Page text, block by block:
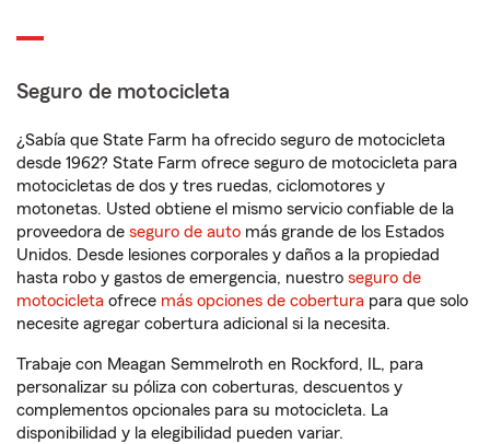
Seguro de motocicleta
¿Sabía que State Farm ha ofrecido seguro de motocicleta
desde 1962? State Farm ofrece seguro de motocicleta para
motocicletas de dos y tres ruedas, ciclomotores y
motonetas. Usted obtiene el mismo servicio confiable de la
proveedora de seguro de auto más grande de los Estados
Unidos. Desde lesiones corporales y daños a la propiedad
hasta robo y gastos de emergencia, nuestro seguro de
motocicleta ofrece más opciones de cobertura para que solo
necesite agregar cobertura adicional si la necesita.
Trabaje con Meagan Semmelroth en Rockford, IL, para
personalizar su póliza con coberturas, descuentos y
complementos opcionales para su motocicleta. La
disponibilidad y la elegibilidad pueden variar.